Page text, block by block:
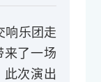
响乐团走
来了一场
次演出